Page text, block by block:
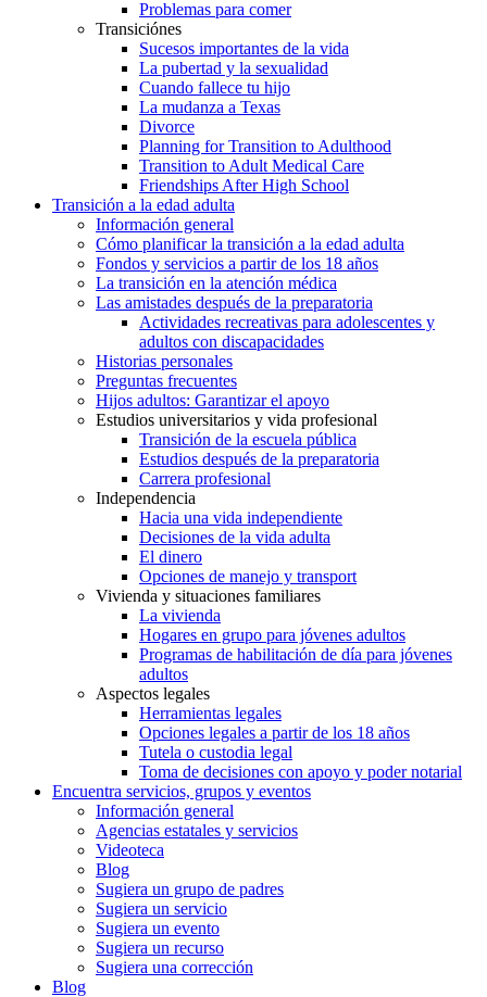
Problemas para comer
Transiciónes
Sucesos importantes de la vida
La pubertad y la sexualidad
Cuando fallece tu hijo
La mudanza a Texas
Divorce
Planning for Transition to Adulthood
Transition to Adult Medical Care
Friendships After High School
Transición a la edad adulta
Información general
Cómo planificar la transición a la edad adulta
Fondos y servicios a partir de los 18 años
La transición en la atención médica
Las amistades después de la preparatoria
Actividades recreativas para adolescentes y
adultos con discapacidades
Historias personales
Preguntas frecuentes
Hijos adultos: Garantizar el apoyo
Estudios universitarios y vida profesional
Transición de la escuela pública
Estudios después de la preparatoria
Carrera profesional
Independencia
Hacia una vida independiente
Decisiones de la vida adulta
El dinero
Opciones de manejo y transport
Vivienda y situaciones familiares
La vivienda
Hogares en grupo para jóvenes adultos
Programas de habilitación de día para jóvenes
adultos
Aspectos legales
Herramientas legales
Opciones legales a partir de los 18 años
Tutela o custodia legal
Toma de decisiones con apoyo y poder notarial
Encuentra servicios, grupos y eventos
Información general
Agencias estatales y servicios
Videoteca
Blog
Sugiera un grupo de padres
Sugiera un servicio
Sugiera un evento
Sugiera un recurso
Sugiera una corrección
Blog